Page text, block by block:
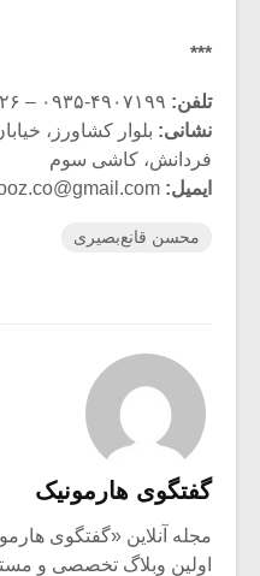
***
تلفن: ۴۹۰۷۱۹۹-۰۹۳۵ – ۸۸۹۸۶۱۲۶
نشانی: بلوار کشاورز،
فردانش، کاشی سوم
ایمیل:
محسن قانع‌بصیری
گفتگوی هارمونیک
اولین وبلاگ تخصصی و